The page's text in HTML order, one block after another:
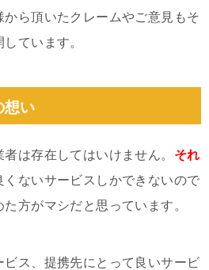
ら頂いたクレームやご意見もそ
ています。
想い
は存在してはいけません。 それ
くないサービスしかできないので
方がマシだと思っています。
ス、提携先にとって良いサービ